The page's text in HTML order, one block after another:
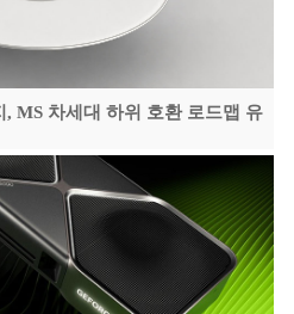
MS 차세대 하위 호환 로드맵 유